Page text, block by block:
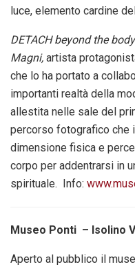
luce, elemento cardine
DETACH beyond the
Magni, artista
che lo ha portato a
importanti realtà della
allestita nelle sale del
percorso fotografico che
dimensione fisica e
corpo per addentrarsi in
spirituale. Info:
Museo Ponti – Isolino
Aperto al pubblico il